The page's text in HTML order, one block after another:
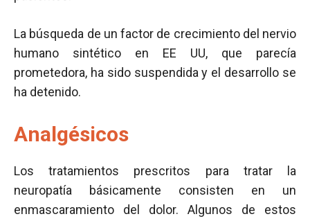
La búsqueda de un factor de crecimiento del nervio
humano sintético en EE UU, que parecía
prometedora, ha sido suspendida y el desarrollo se
ha detenido.
Analgésicos
Los tratamientos prescritos para tratar la
neuropatía básicamente consisten en un
enmascaramiento del dolor. Algunos de estos